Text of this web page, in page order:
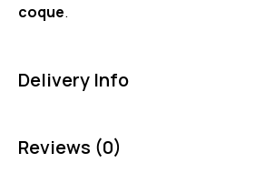
coque.
Delivery Info
Reviews (0)